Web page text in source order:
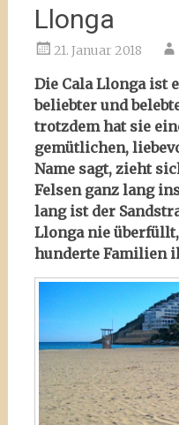
Llonga
21. Januar 2018
Die Cala Llonga ist
beliebter und
trotzdem hat sie
gemütlichen,
Name sagt, zieht
Felsen ganz lang
lang ist der
Llonga nie
hunderte Familien